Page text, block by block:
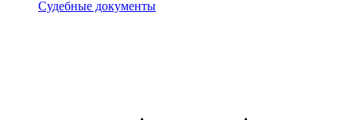
Документы
Судебные документы